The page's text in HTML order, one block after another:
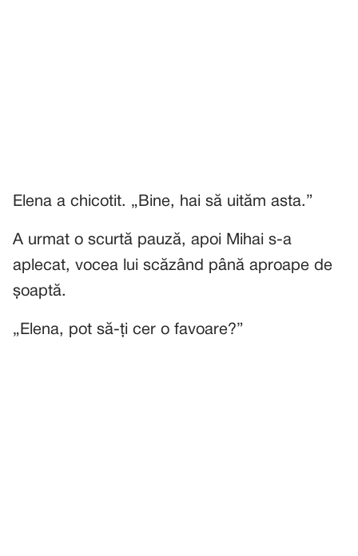
Elena a chicotit. „Bine, hai să uităm asta.”
A urmat o scurtă pauză, apoi Mihai s-a
aplecat, vocea lui scăzând până aproape de
șoaptă.
„Elena, pot să-ți cer o favoare?”